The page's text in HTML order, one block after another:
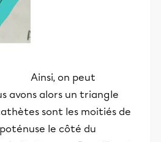
Ainsi, on peut
avons alors un triangle
sont les moitiés de
le côté du